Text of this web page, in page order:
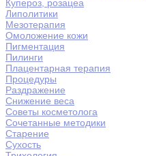
Купероз, розацеа
Липолитики
Мезотерапия
Омоложение кожи
Пигментация
Пилинги
Плацентарная терапия
Процедуры
Раздражение
Снижение веса
Советы косметолога
Сочетанные методики
Старение
Сухость